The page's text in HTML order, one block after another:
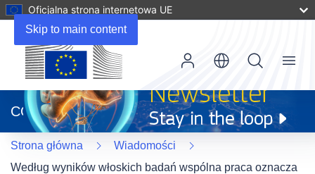
Skip to main content
Oficjalna strona internetowa UE
otworzy
się
w
nowym
oknie)
CORDIS
Menu
Strona główna
Wiadomości
Według wyników włoskich badań wspólna praca oznacza